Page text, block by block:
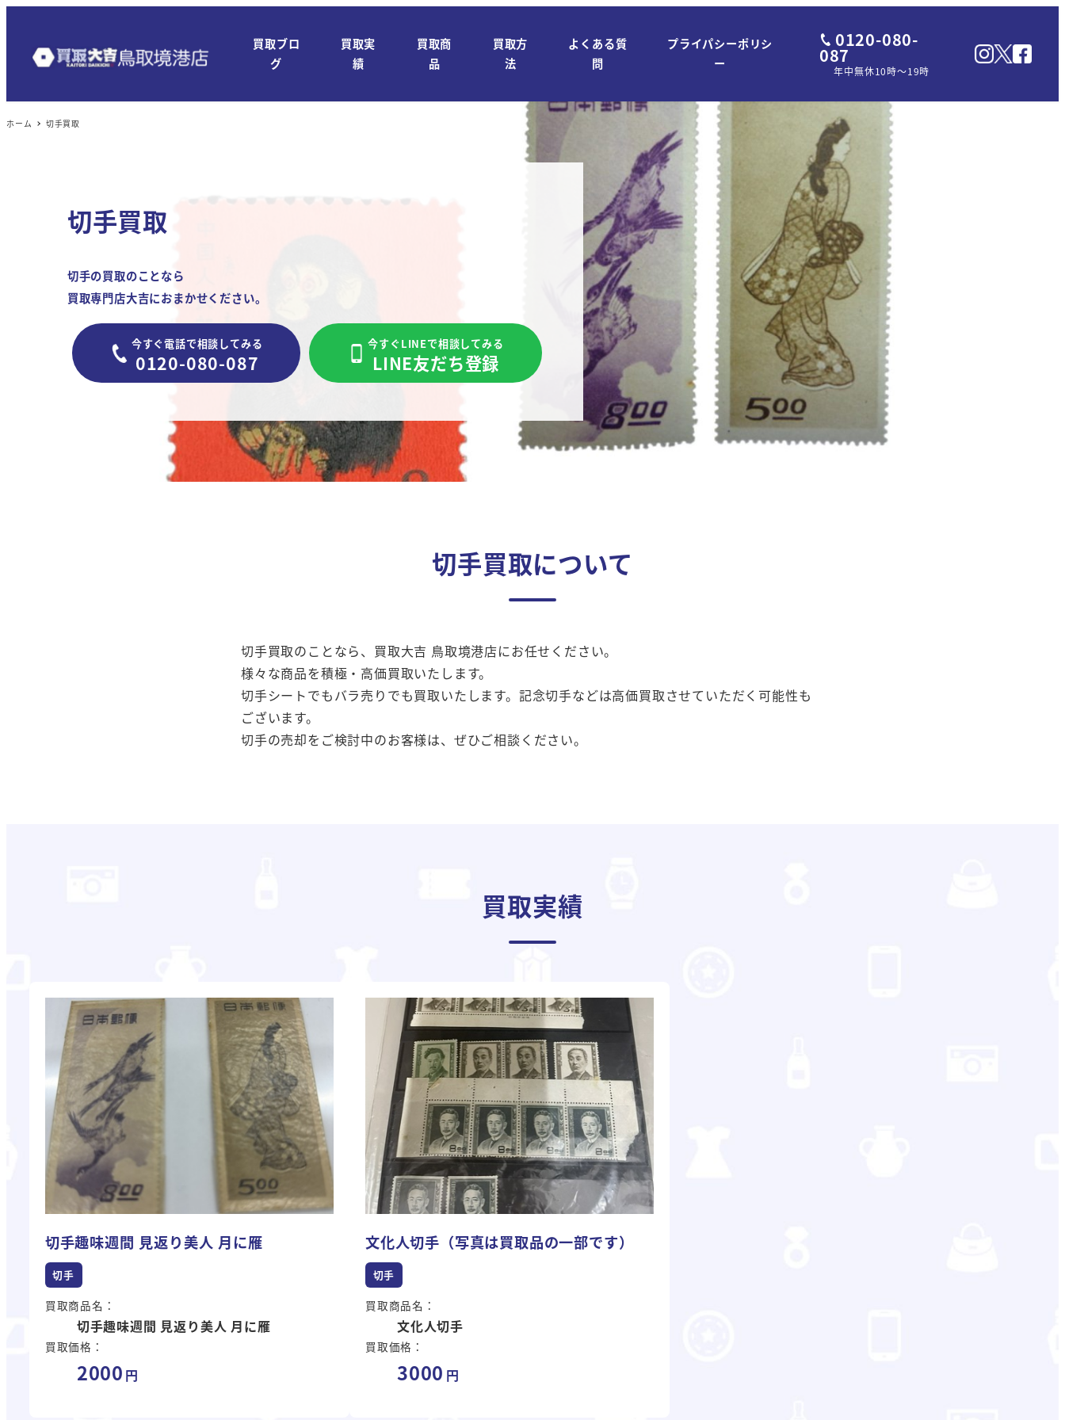
ン
テ
買取ブロ
グ
買取実
績
買取商
品
買取方
法
よくある質
問
プライパシーポリシ
ー
0120-080-
087
年中無休10時～19時
ホーム 切手買取
切手買取
切手の買取のことなら
買取専門店大吉におまかせください。
今すぐ電話で相談してみる
0120-080-087
今すぐLINEで相談してみる
LINE友だち登録
切手買取について
切手買取のことなら、買取大吉 鳥取境港店にお任せください。
様々な商品を積極・高価買取いたします。
切手シートでもバラ売りでも買取いたします。記念切手などは高価買取させていただく可能性も
ございます。
切手の売却をご検討中のお客様は、ぜひご相談ください。
買取実績
切手趣味週間 見返り美人 月に雁
切手
買取商品名：
切手趣味週間 見返り美人 月に雁
買取価格：
2000
文化人切手（写真は買取品の一部です）
切手
買取商品名：
文化人切手
買取価格：
3000